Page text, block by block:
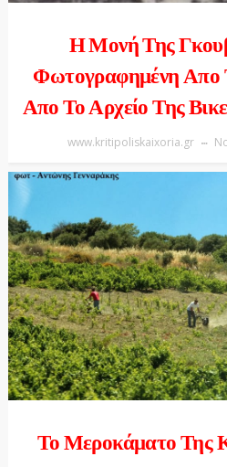
Η Μονή Της
Φωτογραφημένη
Απο Το Αρχείο Της
www.kritipoliskaixoria.gr
Το Μεροκάματο Της